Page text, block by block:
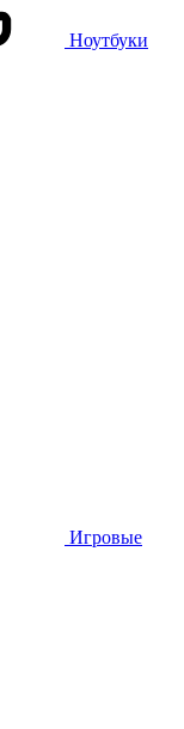
Ноутбуки
Игровые